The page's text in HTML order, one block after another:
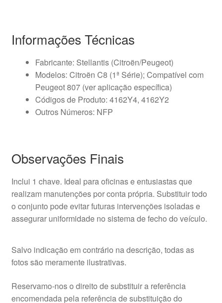
Informações Técnicas
Fabricante: Stellantis (Citroën/Peugeot)
Modelos: Citroën C8 (1ª Série); Compatível com
Peugeot 807 (ver aplicação específica)
Códigos de Produto: 4162Y4, 4162Y2
Outros Números: NFP
Observações Finais
Inclui 1 chave. Ideal para oficinas e entusiastas que
realizam manutenções por conta própria. Substituir todo
o conjunto pode evitar futuras intervenções isoladas e
assegurar uniformidade no sistema de fecho do veículo.
Salvo indicação em contrário na descrição, todas as
fotos são meramente ilustrativas.
Reservamo-nos o direito de substituir a referência
encomendada pela referência de substituição do